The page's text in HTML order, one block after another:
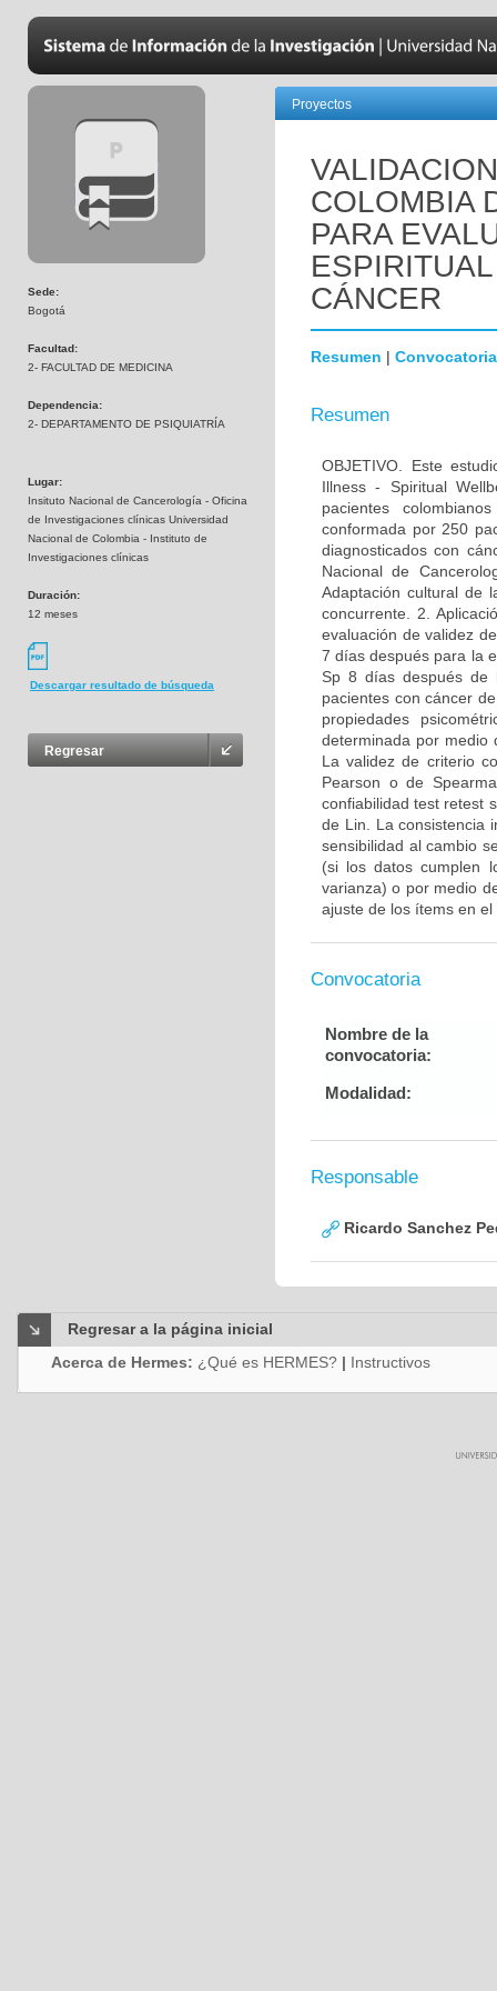
Sede:
Bogotá
Facultad:
2- FACULTAD DE MEDICINA
Dependencia:
2- DEPARTAMENTO DE PSIQUIATRÍA
Lugar:
Insituto Nacional de Cancerología - Oficina
de Investigaciones clínicas Universidad
Nacional de Colombia - Instituto de
Investigaciones clínicas
Duración:
12 meses
Descargar resultado de búsqueda
Regresar
Proyectos
COLOMBIA
PARA
CÁNCER
Resumen | Convocatoria
Resumen
OBJETIVO. Este
Illness - Spiritual
pacientes
conformada por 250
diagnosticados con
Nacional de
Adaptación cultural de
concurrente. 2.
evaluación de validez
7 días después para la
Sp 8 días después de
pacientes con cáncer
propiedades
determinada por medio
La validez de criterio
Pearson o de
confiabilidad test retest
de Lin. La consistencia
sensibilidad al cambio
(si los datos cumplen
varianza) o por medio
ajuste de los ítems en
Convocatoria
Nombre de la
convocatoria:
Modalidad:
Responsable
Ricardo Sanchez
Regresar a la página inicial
Acerca de Hermes: ¿Qué es HERMES? | Instructivos